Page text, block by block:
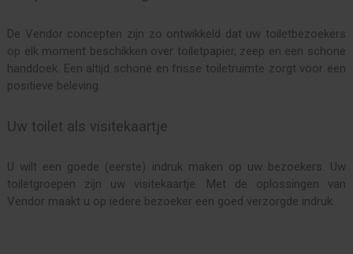
De Vendor concepten zijn zo ontwikkeld dat uw toiletbezoekers
op elk moment beschikken over toiletpapier, zeep en een schone
handdoek. Een altijd schone en frisse toiletruimte zorgt voor een
positieve beleving.
Uw toilet als visitekaartje
U wilt een goede (eerste) indruk maken op uw bezoekers. Uw
toiletgroepen zijn uw visitekaartje. Met de oplossingen van
Vendor maakt u op iedere bezoeker een goed verzorgde indruk.